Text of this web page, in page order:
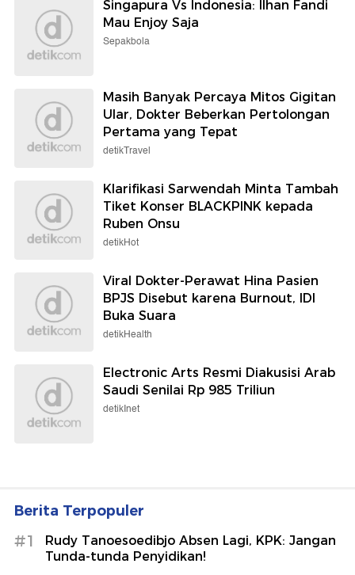
Singapura Vs Indonesia: Ilhan Fandi
Mau Enjoy Saja
Sepakbola
Masih Banyak Percaya Mitos Gigitan
Ular, Dokter Beberkan Pertolongan
Pertama yang Tepat
detikTravel
Klarifikasi Sarwendah Minta Tambah
Tiket Konser BLACKPINK kepada
Ruben Onsu
detikHot
Viral Dokter-Perawat Hina Pasien
BPJS Disebut karena Burnout, IDI
Buka Suara
detikHealth
Electronic Arts Resmi Diakusisi Arab
Saudi Senilai Rp 985 Triliun
detikInet
Berita Terpopuler
#1
Rudy Tanoesoedibjo Absen Lagi, KPK: Jangan
Tunda-tunda Penyidikan!